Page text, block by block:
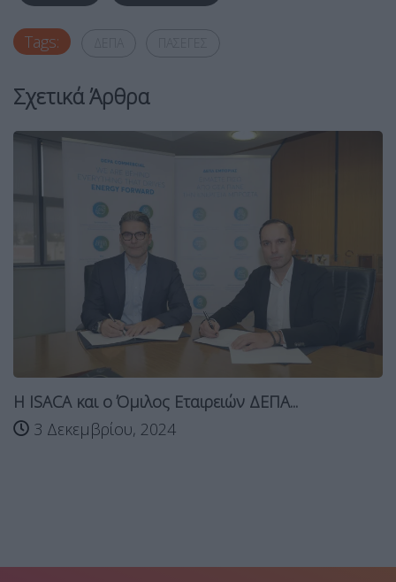
Tags:
Σχετικά Άρθρα
Η ISACA και ο Όμιλος Εταιρειών ΔΕΠΑ...
3 Δεκεμβρίου, 2024